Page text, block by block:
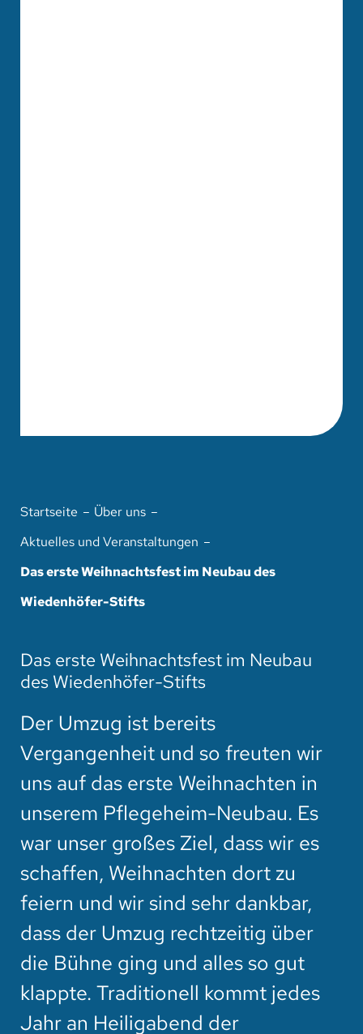
Startseite
Über uns
Aktuelles und Veranstaltungen
Das erste Weihnachtsfest im Neubau des
Wiedenhöfer-Stifts
Das erste Weihnachtsfest im Neubau
des Wiedenhöfer-Stifts
Der Umzug ist bereits
Vergangenheit und so freuten wir
uns auf das erste Weihnachten in
unserem Pflegeheim-Neubau. Es
war unser großes Ziel, dass wir es
schaffen, Weihnachten dort zu
feiern und wir sind sehr dankbar,
dass der Umzug rechtzeitig über
die Bühne ging und alles so gut
klappte. Traditionell kommt jedes
Jahr an Heiligabend der